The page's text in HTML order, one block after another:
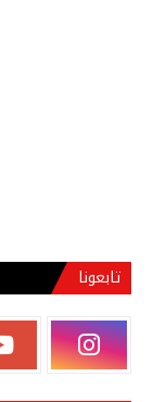
تابعونا